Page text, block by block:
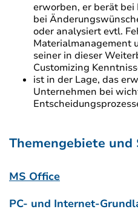
erworben, er berät
bei
oder analysiert evtl.
Materialmanagement
seiner in dieser
Customizing
ist in der Lage, das
Unternehmen bei
Themengebiete
MS Office
PC- und Internet-